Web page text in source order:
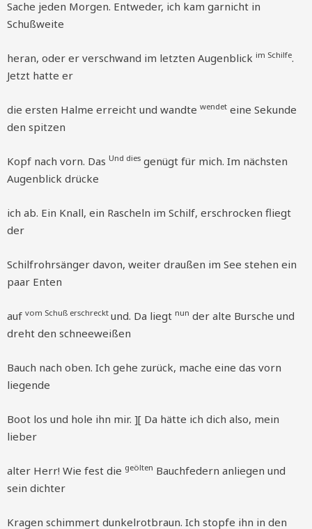
Sache jeden Morgen. Entweder, ich kam garnicht in
Schußweite
heran, oder er verschwand im letzten Augenblick im Schilfe.
Jetzt hatte er
die ersten Halme erreicht und wandte wendet eine Sekunde
den spitzen
Kopf nach vorn. Das Und dies genügt für mich. Im nächsten
Augenblick drücke
ich ab. Ein Knall, ein Rascheln im Schilf, erschrocken fliegt
der
Schilfrohrsänger davon, weiter draußen im See stehen ein
paar Enten
auf vom Schuß erschreckt und. Da liegt nun der alte Bursche und
dreht den schneeweißen
Bauch nach oben. Ich gehe zurück, mache eine das vorn
liegende
Boot los und hole ihn mir. ][ Da hätte ich dich also, mein
lieber
alter Herr! Wie fest die geölten Bauchfedern anliegen und
sein dichter
Kragen schimmert dunkelrotbraun. Ich stopfe ihn in den